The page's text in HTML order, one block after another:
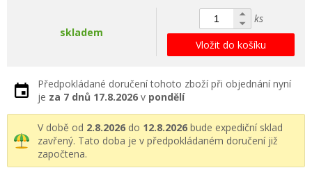
skladem
ks
Vložit do košíku
Předpokládané doručení tohoto zboží při objednání nyní
je za 7 dnů 17.8.2026 v pondělí
V době od 2.8.2026 do 12.8.2026 bude expediční sklad
zavřený. Tato doba je v předpokládaném doručení již
započtena.